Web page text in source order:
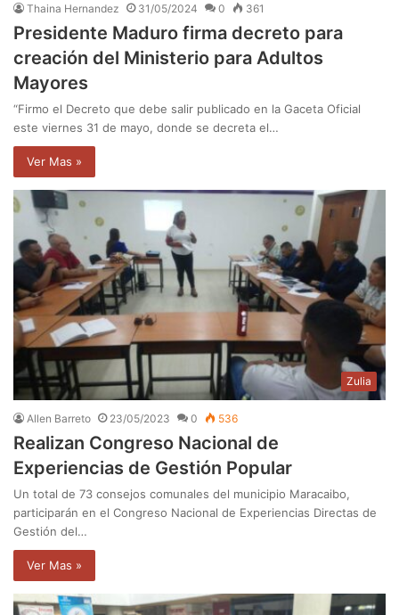
Thaina Hernandez 31/05/2024 0 361
Presidente Maduro firma decreto para
creación del Ministerio para Adultos
Mayores
“Firmo el Decreto que debe salir publicado en la Gaceta Oficial
este viernes 31 de mayo, donde se decreta el…
Ver Mas »
Zulia
Allen Barreto 23/05/2023 0 536
Realizan Congreso Nacional de
Experiencias de Gestión Popular
Un total de 73 consejos comunales del municipio Maracaibo,
participarán en el Congreso Nacional de Experiencias Directas de
Gestión del…
Ver Mas »